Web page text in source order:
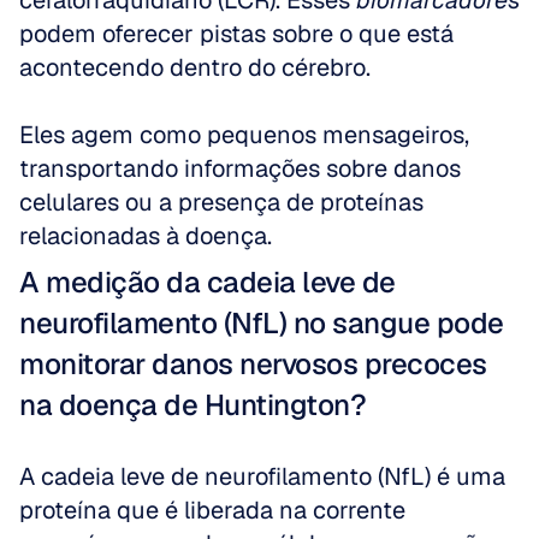
podem oferecer pistas sobre o que está
acontecendo dentro do cérebro.
Eles agem como pequenos mensageiros,
transportando informações sobre danos
celulares ou a presença de proteínas
relacionadas à doença.
A medição da cadeia leve de
neurofilamento (NfL) no sangue pode
monitorar danos nervosos precoces
na doença de Huntington?
A cadeia leve de neurofilamento (NfL) é uma
proteína que é liberada na corrente